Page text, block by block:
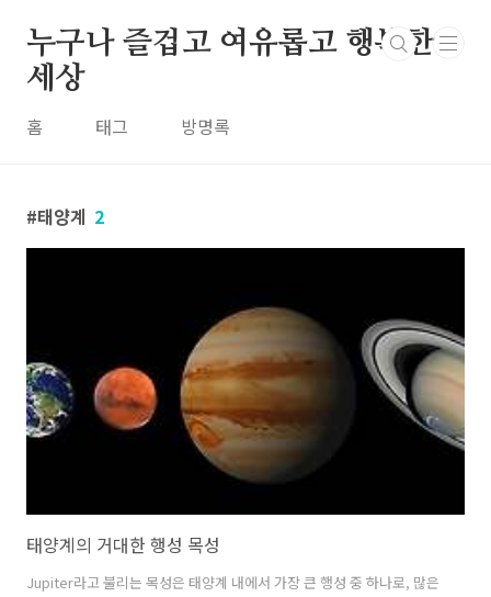
누구나 즐겁고 여유롭고 행복한
세상
홈 태그 방명록
태양계 2
태양계의 거대한 행성 목성
Jupiter라고 불리는 목성은 태양계 내에서 가장 큰 행성 중 하나로, 많은